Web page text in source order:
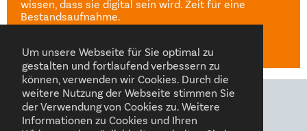
Um unsere Webseite für Sie optimal zu
gestalten und fortlaufend verbessern zu
können, verwenden wir Cookies. Durch die
weitere Nutzung der Webseite stimmen Sie
der Verwendung von Cookies zu. Weitere
Informationen zu Cookies und Ihren
wissen, dass sie digital sein wird. Zeit für eine
Bestandsaufnahme.
12. Mai 2023
FOLGEN SIE UNS AUF